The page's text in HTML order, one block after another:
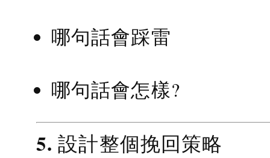
哪句話會踩雷
哪句話會怎樣?
5. 設計整個挽回策略